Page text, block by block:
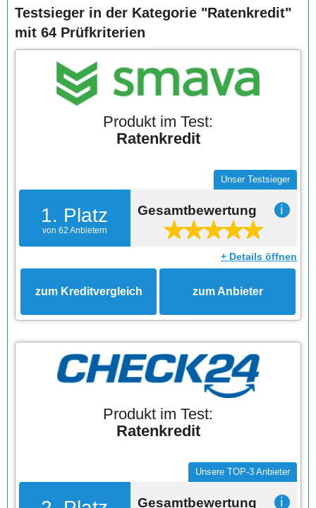
Testsieger in der Kategorie "Ratenkredit"
mit 64 Prüfkriterien
Produkt im Test:
Ratenkredit
1. Platz
von 62 Anbietern
Unser Testsieger
Gesamtbewertung ℹ
+ Details öffnen
zum Kreditvergleich zum Anbieter
Produkt im Test:
Ratenkredit
Unsere TOP-3 Anbieter
Gesamtbewertung ℹ